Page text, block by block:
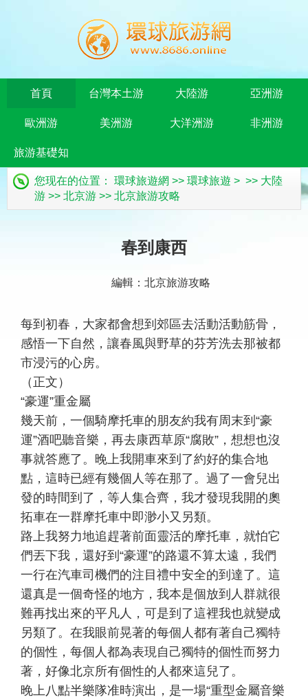
首頁 台灣本土游 大陸游 亞洲游
歐洲游 美洲游 大洋洲游 非洲游
旅游基礎知
識
您现在的位置： 環球旅遊網 >> 環球旅遊 > >> 大陸
游 >> 北京游 >> 北京旅游攻略
春到康西
編輯：北京旅游攻略
每到初春，大家都會想到郊區去活動活動筋骨，
感悟一下自然，讓春風與野草的芬芳洗去那被都
市浸污的心房。
（正文）
“豪運”重金屬
幾天前，一個騎摩托車的朋友約我有周末到“豪
運”酒吧聽音樂，再去康西草原“腐敗”，想想也沒
事就答應了。晚上我開車來到了約好的集合地
點，這時已經有幾個人等在那了。過了一會兒出
發的時間到了，等人集合齊，我才發現我開的奧
拓車在一群摩托車中即渺小又另類。
路上我努力地追趕著前面靈活的摩托車，就怕它
們丟下我，還好到“豪運”的路還不算太遠，我們
一行在汽車司機們的注目禮中安全的到達了。這
還真是一個奇怪的地方，我本是個放到人群就很
難再找出來的平凡人，可是到了這裡我也就變成
另類了。在我眼前晃著的每個人都有著自己獨特
的個性，每個人都為表現自己獨特的個性而努力
著，好像北京所有個性的人都來這兒了。
晚上八點半樂隊准時演出，是一場“重型金屬音樂